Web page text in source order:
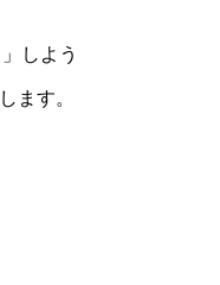
しよう
ます。